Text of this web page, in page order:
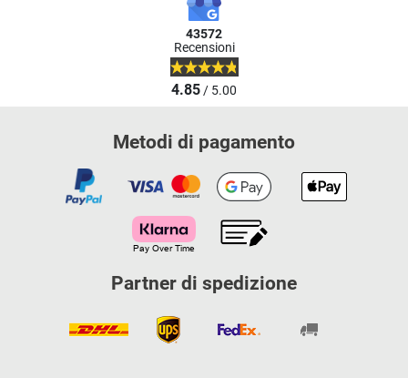
43572
Recensioni
4.85/ 5.00
Metodi di pagamento
Partner di spedizione